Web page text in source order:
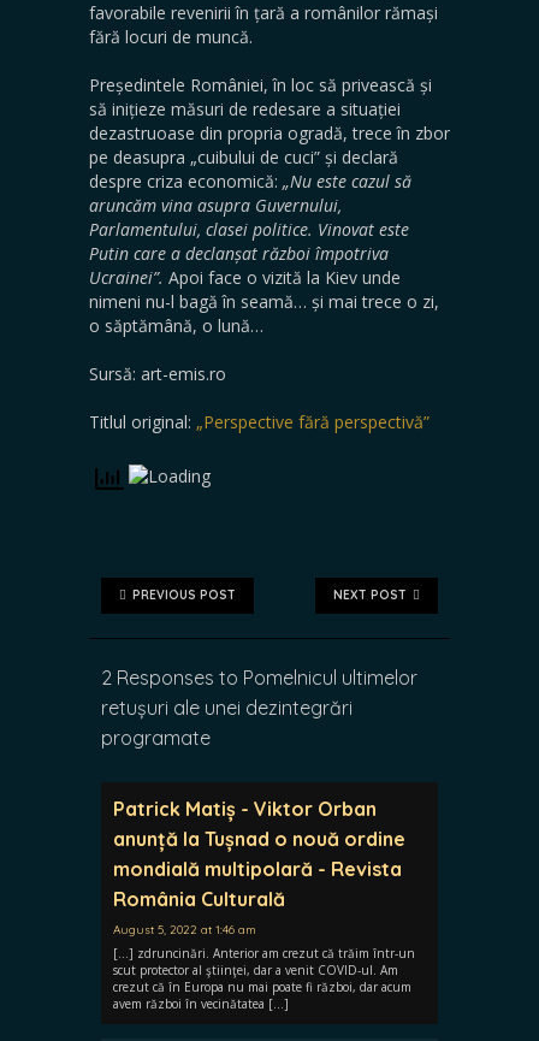
favorabile revenirii în țară a românilor rămași
fără locuri de muncă.
Președintele României, în loc să privească și
să inițieze măsuri de redesare a situației
dezastruoase din propria ogradă, trece în zbor
pe deasupra „cuibului de cuci” și declară
despre criza economică: „Nu este cazul să
aruncăm vina asupra Guvernului,
Parlamentului, clasei politice. Vinovat este
Putin care a declanșat război împotriva
Ucrainei”. Apoi face o vizită la Kiev unde
nimeni nu-l bagă în seamă… și mai trece o zi,
o săptămână, o lună…
Sursă: art-emis.ro
Titlul original: „Perspective fără perspectivă”
NEXT POST
PREVIOUS POST
2 Responses to Pomelnicul ultimelor
retușuri ale unei dezintegrări
programate
Patrick Matiș - Viktor Orban
anunță la Tușnad o nouă ordine
mondială multipolară - Revista
România Culturală
August 5, 2022 at 1:46 am
[…] zdruncinări. Anterior am crezut că trăim într-un
scut protector al ştiinţei, dar a venit COVID-ul. Am
crezut că în Europa nu mai poate fi război, dar acum
avem război în vecinătatea […]